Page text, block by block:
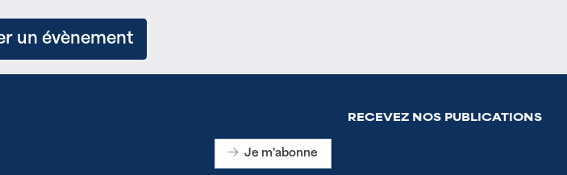
un évènement
RECEVEZ NOS PUBLICATIONS
Je m'abonne